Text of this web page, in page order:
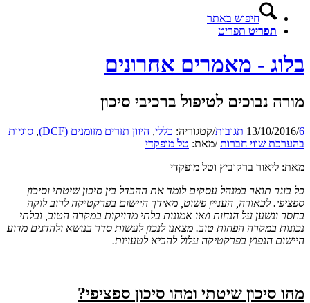
חיפוש באתר
תפריט תפריט
בלוג - מאמרים אחרונים
מורה נבוכים לטיפול ברכיבי סיכון
13/10/2016/6 תגובות /קטגוריה: כללי, היוון תזרים מזומנים (DCF) , סוגיות
בהערכת שווי חברות /מאת: טל מופקדי
מאת: ליאור ברקוביץ וטל מופקדי
כל בוגר תואר במנהל עסקים לומד את ההבדל בין סיכון שיטתי וסיכון
ספציפי. לכאורה, העניין פשוט, מאידך היישום בפרקטיקה לרוב לוקה
בחסר ונשען על הנחות ו/או אמונות בלתי מדויקות במקרה הטוב, ובלתי
נכונות במקרה הפחות טוב. מצאנו לנכון לעשות סדר בנושא ולהדגים מדוע
היישום הנפוץ בפרקטיקה עלול להביא לטעויות.
מהו סיכון שיטתי ומהו סיכון ספציפי?